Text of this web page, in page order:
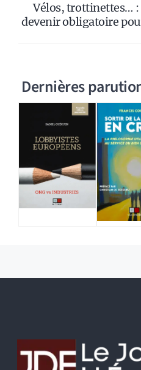
Vélos, trottinettes…
devenir obligatoire
Dernières